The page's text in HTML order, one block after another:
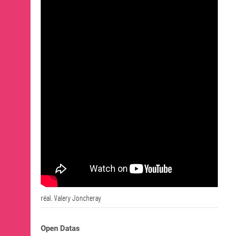
CONTACTS
réal. Valery Joncheray
Open Datas